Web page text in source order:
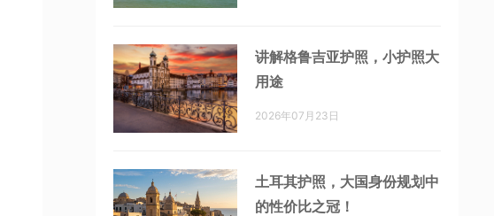
讲解格鲁吉亚护照，小护照大
用途
2026年07月23日
土耳其护照，大国身份规划中
的性价比之冠！